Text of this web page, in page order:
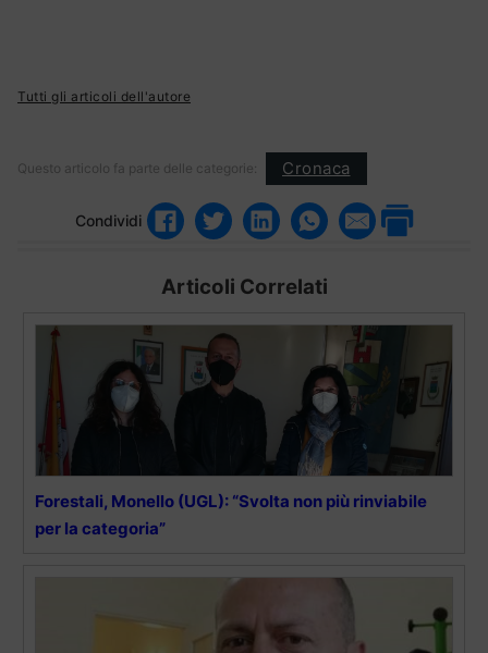
Tutti gli articoli dell'autore
Questo articolo fa parte delle categorie: Cronaca
Condividi
Articoli Correlati
Forestali, Monello (UGL): “Svolta non più rinviabile
per la categoria”